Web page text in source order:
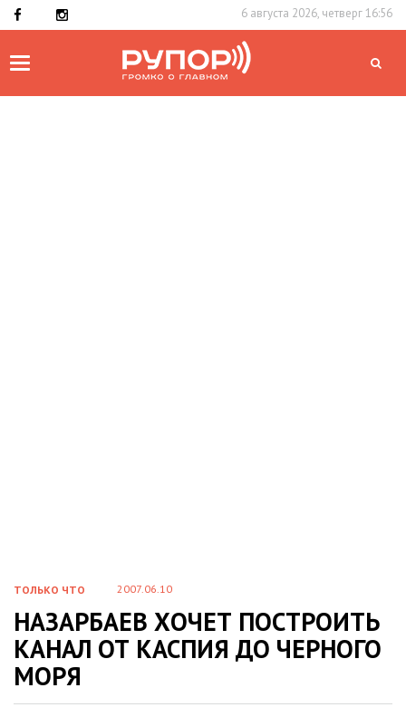
6 августа 2026, четверг 16:56
Toggle
ТОЛЬКО ЧТО 2007.06.10
НАЗАРБАЕВ ХОЧЕТ ПОСТРОИТЬ
КАНАЛ ОТ КАСПИЯ ДО ЧЕРНОГО
МОРЯ